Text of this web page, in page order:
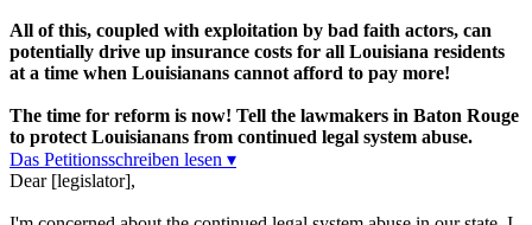
All of this, coupled with exploitation by bad faith actors, can
potentially drive up insurance costs for all Louisiana residents
at a time when Louisianans cannot afford to pay more!
The time for reform is now! Tell the lawmakers in Baton Rouge
to protect Louisianans from continued legal system abuse.
Das Petitionsschreiben lesen ▾
Dear [legislator],